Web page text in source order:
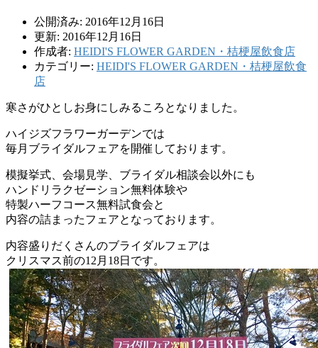
公開済み: 2016年12月16日
更新: 2016年12月16日
作成者: HEIDI'S FLOWER GARDEN・桔梗屋飲食店
カテゴリー: HEIDI'S FLOWER GARDEN・桔梗屋飲食
店
寒さがひとしお身にしみるころとなりました。
ハイジズフラワーガーデンでは
毎月ブライダルフェアを開催しております。
模擬挙式、会場見学、ブライダル相談会以外にも
ハンドリラクゼーション無料体験や
特製ハーフコース無料試食会と
内容の詰まったフェアとなっております。
内容盛りだくさんのブライダルフェアは
クリスマス前の12月18日です。